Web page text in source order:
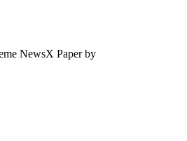
NewsX Paper by